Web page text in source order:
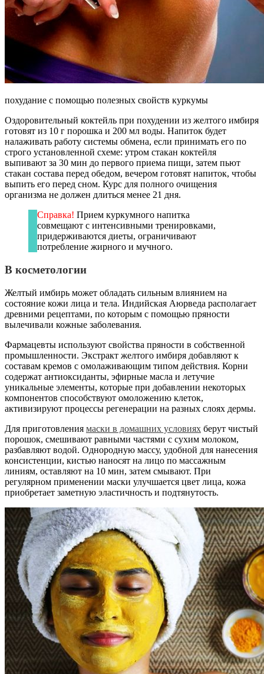
похудание с помощью полезных свойств куркумы
Оздоровительный коктейль при похудении из желтого имбиря
готовят из 10 г порошка и 200 мл воды. Напиток будет
налаживать работу системы обмена, если принимать его по
строго установленной схеме: утром стакан коктейля
выпивают за 30 мин до первого приема пищи, затем пьют
стакан состава перед обедом, вечером готовят напиток, чтобы
выпить его перед сном. Курс для полного очищения
организма не должен длиться менее 21 дня.
Справка! Прием куркумного напитка
совмещают с интенсивными тренировками,
придерживаются диеты, ограничивают
потребление жирного и мучного.
В косметологии
Желтый имбирь может обладать сильным влиянием на
состояние кожи лица и тела. Индийская Аюрведа располагает
древними рецептами, по которым с помощью пряности
вылечивали кожные заболевания.
Фармацевты используют свойства пряности в собственной
промышленности. Экстракт желтого имбиря добавляют к
составам кремов с омолаживающим типом действия. Корни
содержат антиоксиданты, эфирные масла и летучие
уникальные элементы, которые при добавлении некоторых
компонентов способствуют омоложению клеток,
активизируют процессы регенерации на разных слоях дермы.
Для приготовления маски в домашних условиях берут чистый
порошок, смешивают равными частями с сухим молоком,
разбавляют водой. Однородную массу, удобной для нанесения
консистенции, кистью наносят на лицо по массажным
линиям, оставляют на 10 мин, затем смывают. При
регулярном применении маски улучшается цвет лица, кожа
приобретает заметную эластичность и подтянутость.